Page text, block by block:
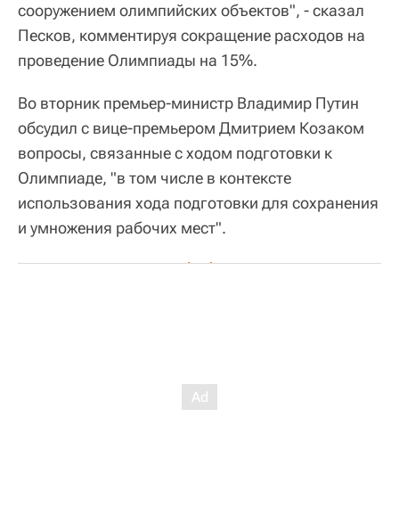
сооружением олимпийских объектов", - сказал
Песков, комментируя сокращение расходов на
проведение Олимпиады на 15%.
Во вторник премьер-министр Владимир Путин
обсудил с вице-премьером Дмитрием Козаком
вопросы, связанные с ходом подготовки к
Олимпиаде, "в том числе в контексте
использования хода подготовки для сохранения
и умножения рабочих мест".